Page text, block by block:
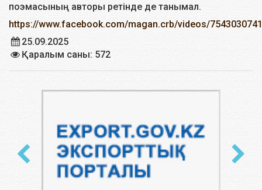
поэмасының авторы ретінде де танымал.
https://www.facebook.com/magan.crb/videos/
25.09.2025
Қаралым саны: 572